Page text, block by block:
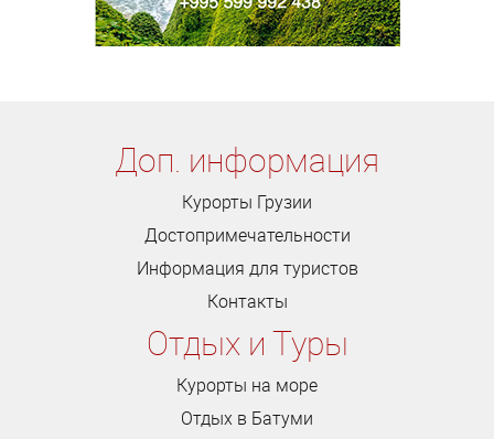
Доп. информация
Курорты Грузии
Достопримечательности
Информация для туристов
Контакты
Отдых и Туры
Курорты на море
Отдых в Батуми